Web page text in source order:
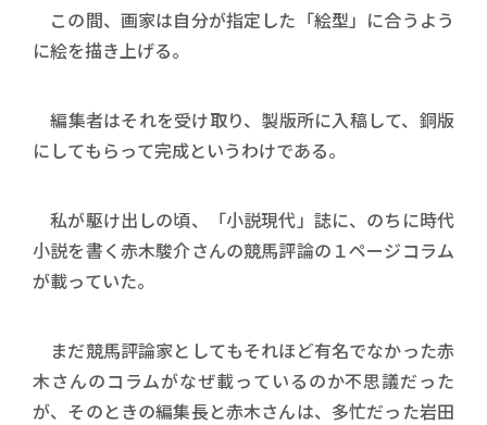
この間、画家は自分が指定した「絵型」に合うよう
に絵を描き上げる。
編集者はそれを受け取り、製版所に入稿して、銅版
にしてもらって完成というわけである。
私が駆け出しの頃、「小説現代」誌に、のちに時代
小説を書く赤木駿介さんの競馬評論の１ページコラム
が載っていた。
まだ競馬評論家としてもそれほど有名でなかった赤
木さんのコラムがなぜ載っているのか不思議だった
が、そのときの編集長と赤木さんは、多忙だった岩田